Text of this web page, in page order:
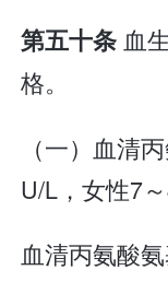
第五十条血
格。
（一）血清
U/L，女性7
血清丙氨酸